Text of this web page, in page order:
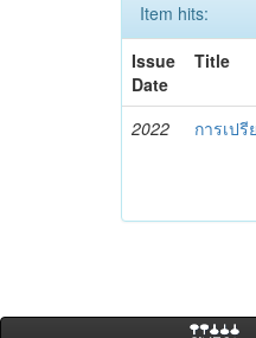
Item hits:
Issue
Date
Title
2022 การเป